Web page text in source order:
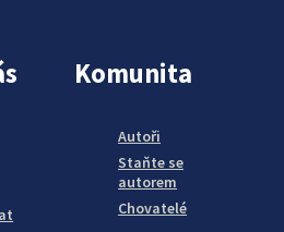
Komunita
Autoři
Staňte se
autorem
Chovatelé